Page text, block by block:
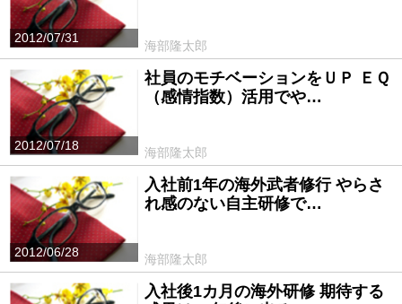
2012/07/31
海部隆太郎
2012/07/18
社員のモチベーションをＵＰ ＥＱ
（感情指数）活用でや…
海部隆太郎
2012/06/28
入社前1年の海外武者修行 やらさ
れ感のない自主研修で…
海部隆太郎
入社後1カ月の海外研修 期待する